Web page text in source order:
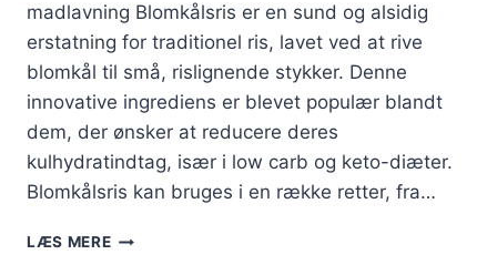
madlavning Blomkålsris er en sund og alsidig
erstatning for traditionel ris, lavet ved at rive
blomkål til små, rislignende stykker. Denne
innovative ingrediens er blevet populær blandt
dem, der ønsker at reducere deres
kulhydratindtag, især i low carb og keto-diæter.
Blomkålsris kan bruges i en række retter, fra…
LÆS MEREBLOMKÅLSRIS